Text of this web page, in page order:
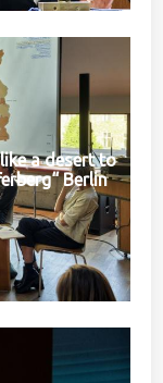
a desert to
Berlin